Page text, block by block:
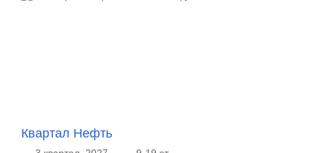
Квартал Нефть